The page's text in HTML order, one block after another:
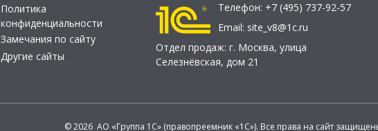
Политика
конфиденциальности
Замечания по сайту
Другие сайты
Телефон: +7 (495) 737-92-57
Email: site_v8@1c.ru
Отдел продаж: г. Москва, улица
Селезнёвская, дом 21
© 2026 АО «Группа 1С» (правопреемник «1С»). Все права на сайт